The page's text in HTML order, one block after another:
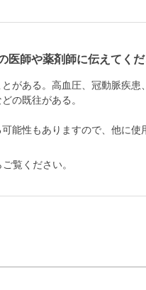
師や薬剤師に伝えてくだ
がある。高血圧、冠動脈疾患
の既往がある。
能性もありますので、他に使
覧ください。